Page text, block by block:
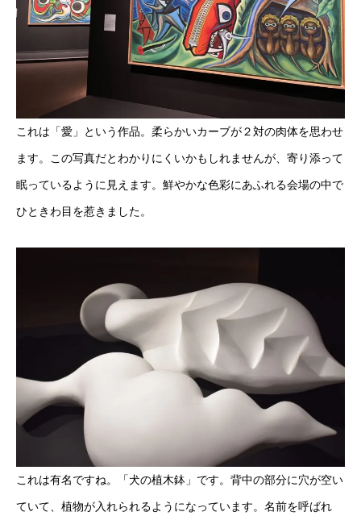
これは「愛」という作品。柔らかいカーブが２対の肉体を思わせ
ます。この写真だとわかりにくいかもしれませんが、寄り添って
眠っているように見えます。鮮やかな色彩にあふれる会場の中で
ひときわ目を惹きました。
これは有名ですね。「犬の植木鉢」です。背中の部分に穴が空い
ていて、植物が入れられるようになっています。名前を呼ばれ